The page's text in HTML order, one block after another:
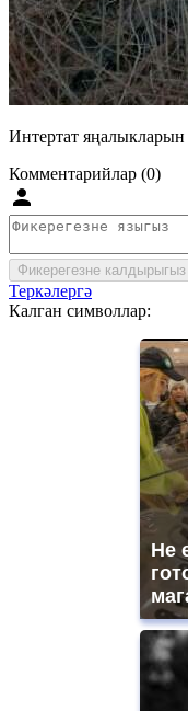
Интертат яңалыкларын
Комментарийлар (0)
Фикерегезне калдырыгыз
Теркәлергә
Калган символлар:
Не